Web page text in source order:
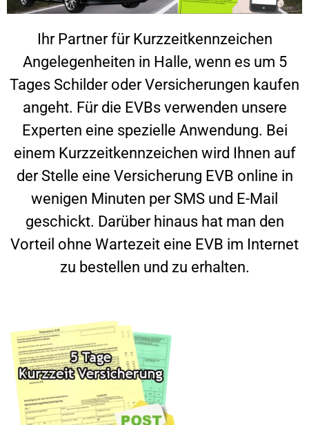
Ihr Partner für Kurzzeitkennzeichen
Angelegenheiten in Halle, wenn es um 5
Tages Schilder oder Versicherungen kaufen
angeht. Für die EVBs verwenden unsere
Experten eine spezielle Anwendung. Bei
einem Kurzzeitkennzeichen wird Ihnen auf
der Stelle eine Versicherung EVB online in
wenigen Minuten per SMS und E-Mail
geschickt. Darüber hinaus hat man den
Vorteil ohne Wartezeit eine EVB im Internet
zu bestellen und zu erhalten.